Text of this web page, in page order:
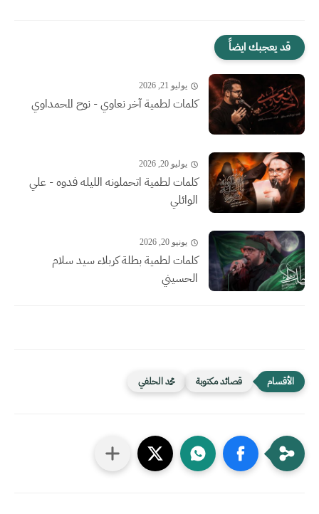
قد يعجبك ايضاً
يوليو 21, 2026
كلمات لطمية آخر نعاوي - نوح المحمداوي
يوليو 20, 2026
كلمات لطمية اتحملونه الليله فدوه - علي
الوائلي
يونيو 20, 2026
كلمات لطمية بطلة كربلاء سيد سلام
الحسيني
قصائد مكتوبة محمد الحلفي